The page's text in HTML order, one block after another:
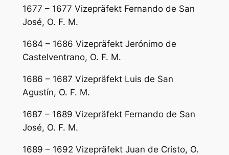
1677 – 1677 Vizepräfekt Fernando de San
José, O. F. M.
1684 – 1686 Vizepräfekt Jerónimo de
Castelventrano, O. F. M.
1686 – 1687 Vizepräfekt Luis de San
Agustín, O. F. M.
1687 – 1689 Vizepräfekt Fernando de San
José, O. F. M.
1689 – 1692 Vizepräfekt Juan de Cristo, O.